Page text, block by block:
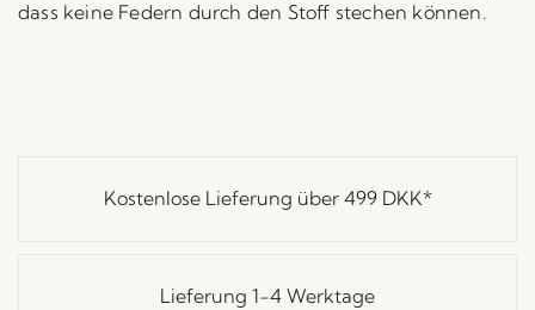
dass keine Federn durch den Stoff stechen können.
Kostenlose Lieferung über 499 DKK*
Lieferung 1-4 Werktage